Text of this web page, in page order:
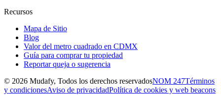
Recursos
Mapa de Sitio
Blog
Valor del metro cuadrado en CDMX
Guía para comprar tu propiedad
Reportar queja o sugerencia
© 2026 Mudafy, Todos los derechos reservadosNOM 247Términos
y condicionesAviso de privacidadPolítica de cookies y web beacons